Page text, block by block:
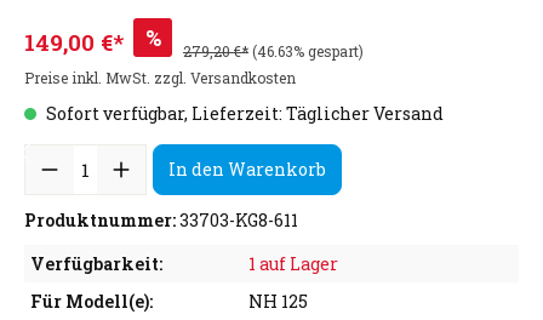
149,00 €* % 279,20 €*(46.63% gespart)
Preise inkl. MwSt. zzgl. Versandkosten
Sofort verfügbar, Lieferzeit: Täglicher Versand
In den Warenkorb
Produktnummer:33703-KG8-611
Verfügbarkeit:
1 auf Lager
Für Modell(e):
NH 125